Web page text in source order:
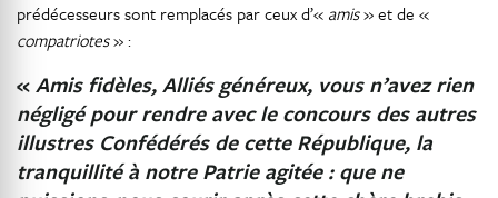
prédécesseurs sont remplacés par ceux d’« amis» et de «
compatriotes» :
«Amis fidèles, Alliés généreux, vous n’avez rien
négligé pour rendre avec le concours des autres
illustres Confédérés de cette République, la
tranquillité à notre Patrie agitée : que ne